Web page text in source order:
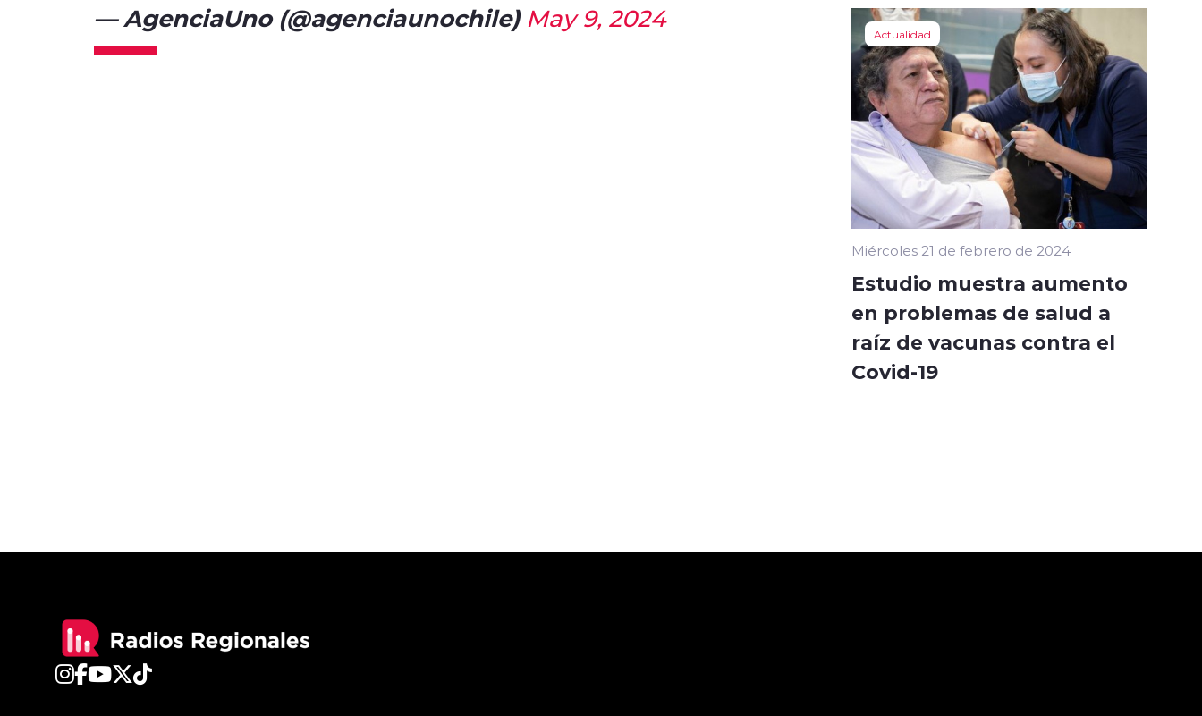
— AgenciaUno (@agenciaunochile) May 9, 2024
Actualidad
Miércoles 21 de febrero de 2024
Estudio muestra aumento
en problemas de salud a
raíz de vacunas contra el
Covid-19